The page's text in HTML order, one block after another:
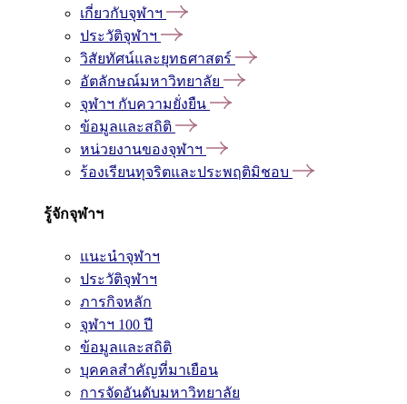
เกี่ยวกับจุฬาฯ
ประวัติจุฬาฯ
วิสัยทัศน์และยุทธศาสตร์
อัตลักษณ์มหาวิทยาลัย
จุฬาฯ กับความยั่งยืน
ข้อมูลและสถิติ
หน่วยงานของจุฬาฯ
ร้องเรียนทุจริตและประพฤติมิชอบ
รู้จักจุฬาฯ
แนะนำจุฬาฯ
ประวัติจุฬาฯ
ภารกิจหลัก
จุฬาฯ 100 ปี
ข้อมูลและสถิติ
บุคคลสำคัญที่มาเยือน
การจัดอันดับมหาวิทยาลัย